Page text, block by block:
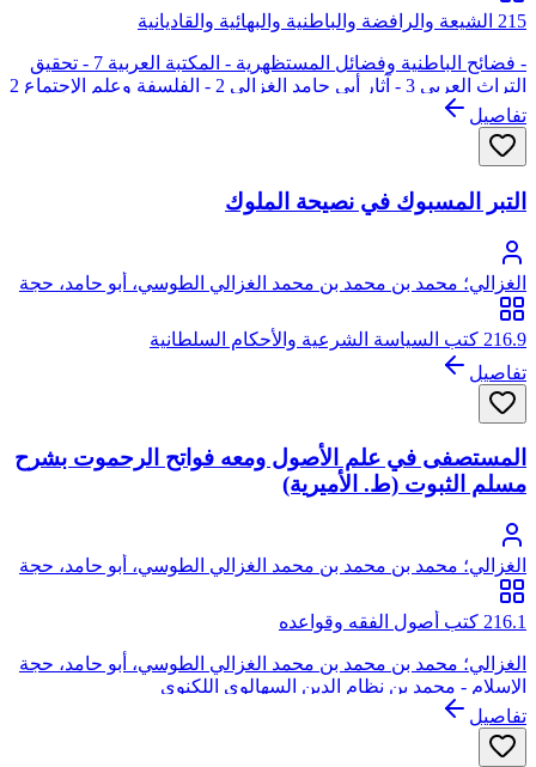
215 الشيعة والرافضة والباطنية والبهائية والقاديانية
- فضائح الباطنية وفضائل المستظهرية - المكتبة العربية 7 - تحقيق
التراث العربي 3 - آثار أبي حامد الغزالي 2 - الفلسفة وعلم الإجتماع 2
تفاصيل
التبر المسبوك في نصيحة الملوك
الغزالي؛ محمد بن محمد بن محمد الغزالي الطوسي، أبو حامد، حجة
الإسلام
216.9 كتب السياسة الشرعية والأحكام السلطانية
تفاصيل
المستصفى في علم الأصول ومعه فواتح الرحموت بشرح
مسلم الثبوت (ط. الأميرية)
الغزالي؛ محمد بن محمد بن محمد الغزالي الطوسي، أبو حامد، حجة
الإسلام
216.1 كتب أصول الفقه وقواعده
الغزالي؛ محمد بن محمد بن محمد الغزالي الطوسي، أبو حامد، حجة
الإسلام - محمد بن نظام الدين السهالوي اللكنوي
تفاصيل